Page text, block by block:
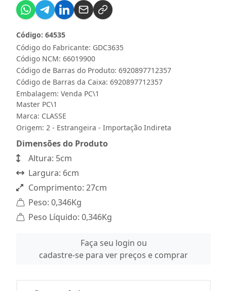
Código do Fabricante: GDC3635
Código: 64535
Código NCM: 66019900
Código de Barras do Produto: 6920897712357
Código de Barras da Caixa: 6920897712357
Embalagem: Venda PC\1
Master PC\1
Marca: CLASSE
Origem: 2 - Estrangeira - Importação Indireta
Dimensões do Produto
Altura: 5cm
Largura: 6cm
Comprimento: 27cm
Peso: 0,346Kg
Peso Líquido: 0,346Kg
Faça seu login ou
cadastre-se para ver preços e comprar